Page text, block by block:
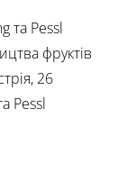
та Pessl
фруктів
26
Pessl